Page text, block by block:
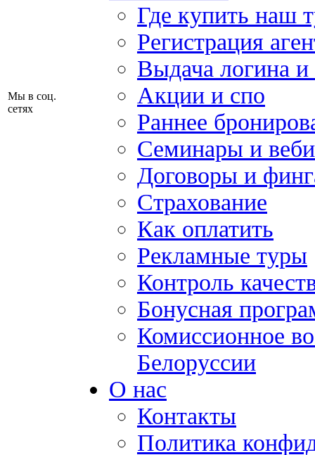
Мы в соц.
сетях
Где купить наш
Регистрация
Выдача логина и
Акции и спо
Раннее
Семинары и
Договоры и
Страхование
Как оплатить
Рекламные туры
Контроль
Бонусная
Комиссионное
Белоруссии
О нас
Контакты
Политика